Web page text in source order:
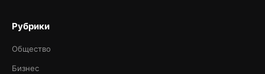
Рубрики
Общество
Бизнес